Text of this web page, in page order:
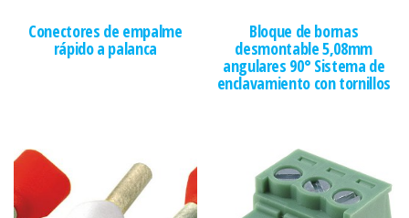
Conectores de empalme
rápido a palanca
Bloque de bornas
desmontable 5,08mm
angulares 90° Sistema de
enclavamiento con tornillos